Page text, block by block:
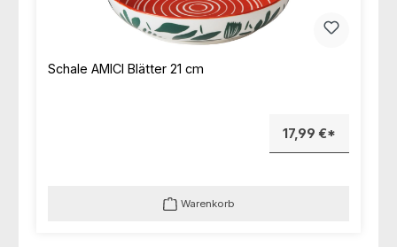
Schale AMICI Blätter 21 cm
17,99 €*
Warenkorb